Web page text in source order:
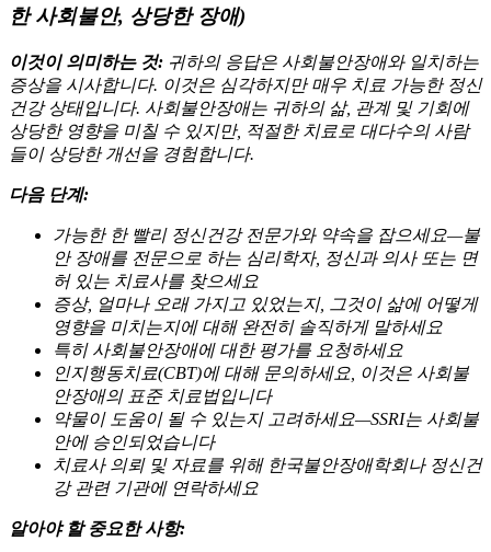
한 사회불안, 상당한 장애)
이것이 의미하는 것: 귀하의 응답은 사회불안장애와 일치하는
증상을 시사합니다. 이것은 심각하지만 매우 치료 가능한 정신
건강 상태입니다. 사회불안장애는 귀하의 삶, 관계 및 기회에
상당한 영향을 미칠 수 있지만, 적절한 치료로 대다수의 사람
들이 상당한 개선을 경험합니다.
다음 단계:
가능한 한 빨리 정신건강 전문가와 약속을 잡으세요—불
안 장애를 전문으로 하는 심리학자, 정신과 의사 또는 면
허 있는 치료사를 찾으세요
증상, 얼마나 오래 가지고 있었는지, 그것이 삶에 어떻게
영향을 미치는지에 대해 완전히 솔직하게 말하세요
특히 사회불안장애에 대한 평가를 요청하세요
인지행동치료(CBT)에 대해 문의하세요, 이것은 사회불
안장애의 표준 치료법입니다
약물이 도움이 될 수 있는지 고려하세요—SSRI는 사회불
안에 승인되었습니다
치료사 의뢰 및 자료를 위해 한국불안장애학회나 정신건
강 관련 기관에 연락하세요
알아야 할 중요한 사항: